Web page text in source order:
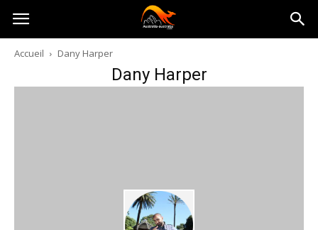
Australia-
australie.com
Accueil Dany Harper
Dany Harper